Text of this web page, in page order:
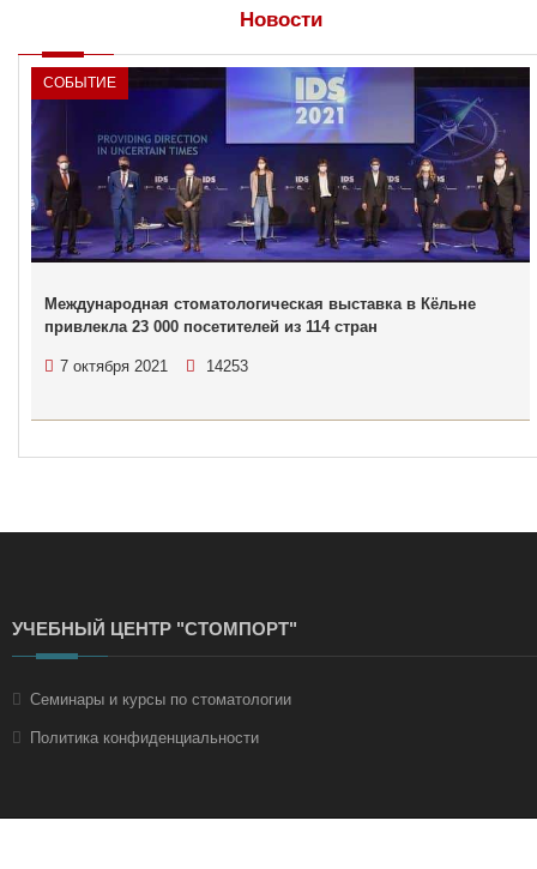
Новости
СОБЫТИЕ
Международная стоматологическая выставка в Кёльне
привлекла 23 000 посетителей из 114 стран
7 октября 2021 14253
УЧЕБНЫЙ ЦЕНТР "СТОМПОРТ"
Семинары и курсы по стоматологии
Политика конфиденциальности